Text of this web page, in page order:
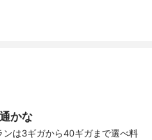
かな
は3ギガから40ギガまで選べ料